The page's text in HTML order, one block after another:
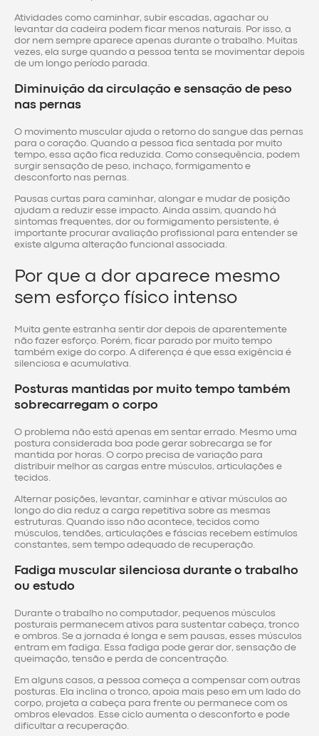
Atividades como caminhar, subir escadas, agachar ou
levantar da cadeira podem ficar menos naturais. Por isso, a
dor nem sempre aparece apenas durante o trabalho. Muitas
vezes, ela surge quando a pessoa tenta se movimentar depois
de um longo período parada.
Diminuição da circulação e sensação de peso
nas pernas
O movimento muscular ajuda o retorno do sangue das pernas
para o coração. Quando a pessoa fica sentada por muito
tempo, essa ação fica reduzida. Como consequência, podem
surgir sensação de peso, inchaço, formigamento e
desconforto nas pernas.
Pausas curtas para caminhar, alongar e mudar de posição
ajudam a reduzir esse impacto. Ainda assim, quando há
sintomas frequentes, dor ou formigamento persistente, é
importante procurar avaliação profissional para entender se
existe alguma alteração funcional associada.
Por que a dor aparece mesmo
sem esforço físico intenso
Muita gente estranha sentir dor depois de aparentemente
não fazer esforço. Porém, ficar parado por muito tempo
também exige do corpo. A diferença é que essa exigência é
silenciosa e acumulativa.
Posturas mantidas por muito tempo também
sobrecarregam o corpo
O problema não está apenas em sentar errado. Mesmo uma
postura considerada boa pode gerar sobrecarga se for
mantida por horas. O corpo precisa de variação para
distribuir melhor as cargas entre músculos, articulações e
tecidos.
Alternar posições, levantar, caminhar e ativar músculos ao
longo do dia reduz a carga repetitiva sobre as mesmas
estruturas. Quando isso não acontece, tecidos como
músculos, tendões, articulações e fáscias recebem estímulos
constantes, sem tempo adequado de recuperação.
Fadiga muscular silenciosa durante o trabalho
ou estudo
Durante o trabalho no computador, pequenos músculos
posturais permanecem ativos para sustentar cabeça, tronco
e ombros. Se a jornada é longa e sem pausas, esses músculos
entram em fadiga. Essa fadiga pode gerar dor, sensação de
queimação, tensão e perda de concentração.
Em alguns casos, a pessoa começa a compensar com outras
posturas. Ela inclina o tronco, apoia mais peso em um lado do
corpo, projeta a cabeça para frente ou permanece com os
ombros elevados. Esse ciclo aumenta o desconforto e pode
dificultar a recuperação.